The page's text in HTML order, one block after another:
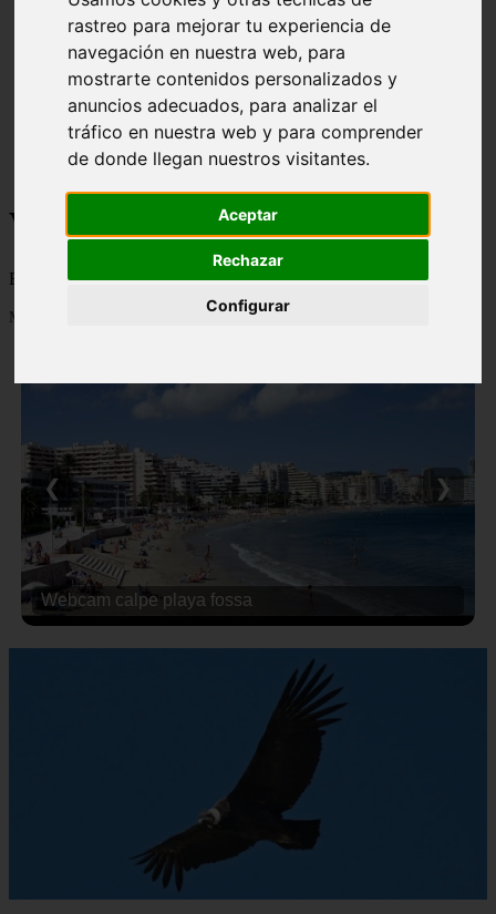
rastreo para mejorar tu experiencia de
navegación en nuestra web, para
mostrarte contenidos personalizados y
anuncios adecuados, para analizar el
tráfico en nuestra web y para comprender
de donde llegan nuestros visitantes.
Aceptar
Rechazar
Configurar
category
destinos
gijon
lanzarote
live
monumentos
naturaleza
san
tenerife
Viajes a la Patagonia
Blog sobre la Patagonia en particular y sobre turismo en general
Mostrando 1 - 24 de 478 artículos
Webcam calpe playa fossa
❮ ❯